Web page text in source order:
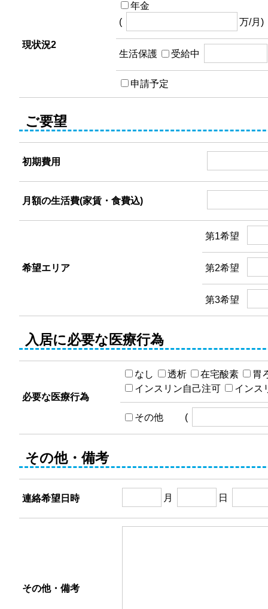
現状況2
年金
(
万/月)
生活保護 受給中
申請予定
ご要望
初期費用
月額の生活費(家賃・食費込)
希望エリア
第1希望
第2希望
第3希望
入居に必要な医療行為
必要な医療行為
なし 透析 在宅酸素
胃
インスリン自己注可
インス
その他 (
その他・備考
連絡希望日時 月 日
その他・備考